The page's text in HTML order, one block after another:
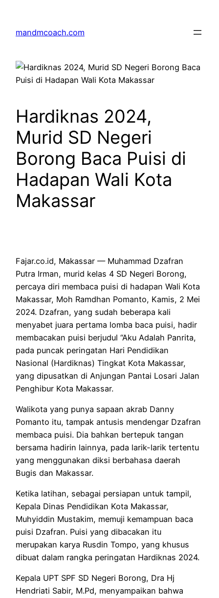
content
mandmcoach.com
Hardiknas 2024,
Murid SD Negeri
Borong Baca Puisi di
Hadapan Wali Kota
Makassar
Fajar.co.id, Makassar — Muhammad Dzafran
Putra Irman, murid kelas 4 SD Negeri Borong,
percaya diri membaca puisi di hadapan Wali Kota
Makassar, Moh Ramdhan Pomanto, Kamis, 2 Mei
2024. Dzafran, yang sudah beberapa kali
menyabet juara pertama lomba baca puisi, hadir
membacakan puisi berjudul “Aku Adalah Panrita,
pada puncak peringatan Hari Pendidikan
Nasional (Hardiknas) Tingkat Kota Makassar,
yang dipusatkan di Anjungan Pantai Losari Jalan
Penghibur Kota Makassar.
Walikota yang punya sapaan akrab Danny
Pomanto itu, tampak antusis mendengar Dzafran
membaca puisi. Dia bahkan bertepuk tangan
bersama hadirin lainnya, pada larik-larik tertentu
yang menggunakan diksi berbahasa daerah
Bugis dan Makassar.
Ketika latihan, sebagai persiapan untuk tampil,
Kepala Dinas Pendidikan Kota Makassar,
Muhyiddin Mustakim, memuji kemampuan baca
puisi Dzafran. Puisi yang dibacakan itu
merupakan karya Rusdin Tompo, yang khusus
dibuat dalam rangka peringatan Hardiknas 2024.
Kepala UPT SPF SD Negeri Borong, Dra Hj
Hendriati Sabir, M.Pd, menyampaikan bahwa